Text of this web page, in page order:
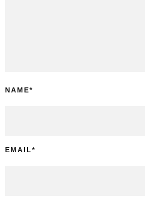
NAME*
EMAIL*